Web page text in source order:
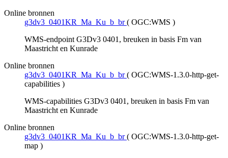
Online bronnen
g3dv3_0401KR_Ma_Ku_b_br ( OGC:WMS )
WMS-endpoint G3Dv3 0401, breuken in basis Fm van
Maastricht en Kunrade
Online bronnen
g3dv3_0401KR_Ma_Ku_b_br ( OGC:WMS-1.3.0-http-get-
capabilities )
WMS-capabilities G3Dv3 0401, breuken in basis Fm van
Maastricht en Kunrade
Online bronnen
g3dv3_0401KR_Ma_Ku_b_br ( OGC:WMS-1.3.0-http-get-
map )